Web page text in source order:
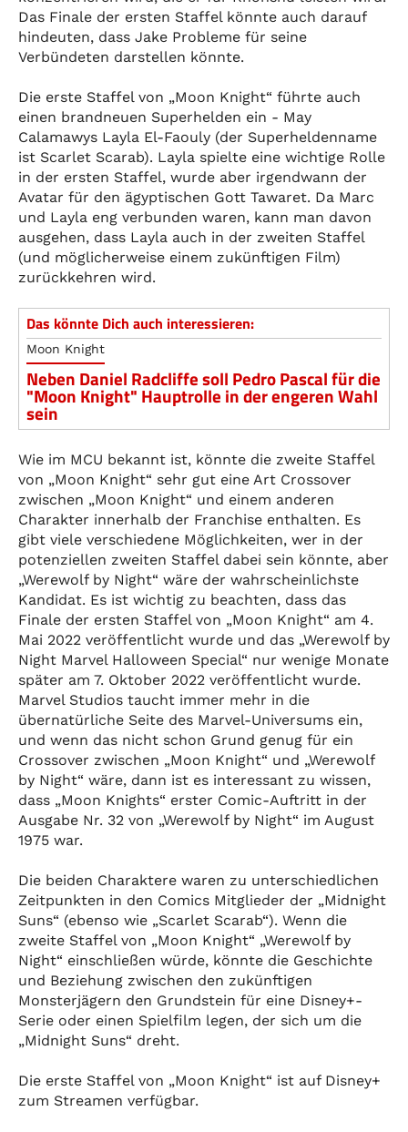
Das Finale der ersten Staffel könnte auch darauf
hindeuten, dass Jake Probleme für seine
Verbündeten darstellen könnte.
Die erste Staffel von „Moon Knight“ führte auch
einen brandneuen Superhelden ein - May
Calamawys Layla El-Faouly (der Superheldenname
ist Scarlet Scarab). Layla spielte eine wichtige Rolle
in der ersten Staffel, wurde aber irgendwann der
Avatar für den ägyptischen Gott Tawaret. Da Marc
und Layla eng verbunden waren, kann man davon
ausgehen, dass Layla auch in der zweiten Staffel
(und möglicherweise einem zukünftigen Film)
zurückkehren wird.
Das könnte Dich auch interessieren:
Moon Knight
Neben Daniel Radcliffe soll Pedro Pascal für die
"Moon Knight" Hauptrolle in der engeren Wahl
sein
Wie im MCU bekannt ist, könnte die zweite Staffel
von „Moon Knight“ sehr gut eine Art Crossover
zwischen „Moon Knight“ und einem anderen
Charakter innerhalb der Franchise enthalten. Es
gibt viele verschiedene Möglichkeiten, wer in der
potenziellen zweiten Staffel dabei sein könnte, aber
„Werewolf by Night“ wäre der wahrscheinlichste
Kandidat. Es ist wichtig zu beachten, dass das
Finale der ersten Staffel von „Moon Knight“ am 4.
Mai 2022 veröffentlicht wurde und das „Werewolf by
Night Marvel Halloween Special“ nur wenige Monate
später am 7. Oktober 2022 veröffentlicht wurde.
Marvel Studios taucht immer mehr in die
übernatürliche Seite des Marvel-Universums ein,
und wenn das nicht schon Grund genug für ein
Crossover zwischen „Moon Knight“ und „Werewolf
by Night“ wäre, dann ist es interessant zu wissen,
dass „Moon Knights“ erster Comic-Auftritt in der
Ausgabe Nr. 32 von „Werewolf by Night“ im August
1975 war.
Die beiden Charaktere waren zu unterschiedlichen
Zeitpunkten in den Comics Mitglieder der „Midnight
Suns“ (ebenso wie „Scarlet Scarab“). Wenn die
zweite Staffel von „Moon Knight“ „Werewolf by
Night“ einschließen würde, könnte die Geschichte
und Beziehung zwischen den zukünftigen
Monsterjägern den Grundstein für eine Disney+-
Serie oder einen Spielfilm legen, der sich um die
„Midnight Suns“ dreht.
Die erste Staffel von „Moon Knight“ ist auf Disney+
zum Streamen verfügbar.